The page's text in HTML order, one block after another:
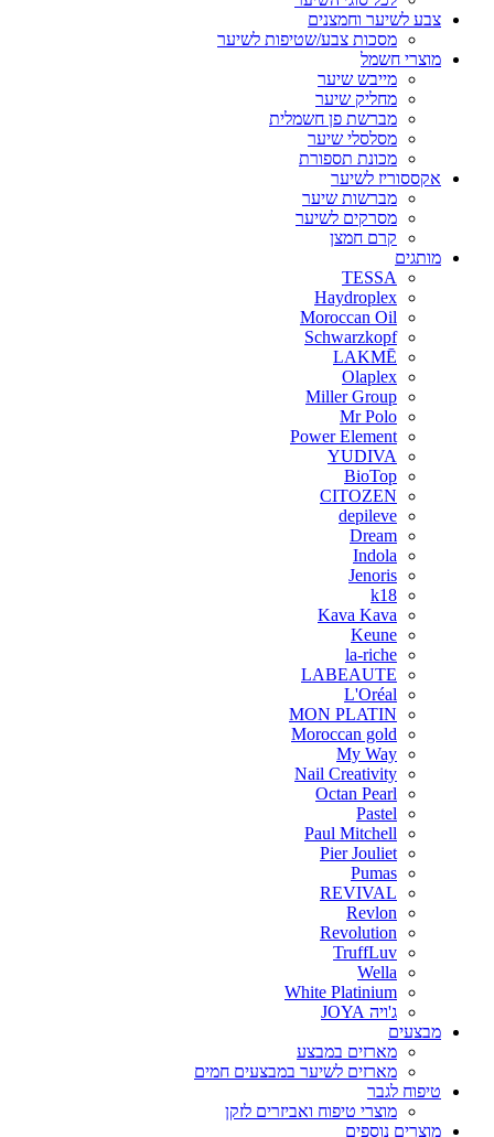
צבע לשיער וחמצנים
מסכות צבע/שטיפות לשיער
מוצרי חשמל
מייבש שיער
מחליק שיער
מברשת פן חשמלית
מסלסלי שיער
מכונת תספורת
אקססוריז לשיער
מברשות שיער
מסרקים לשיער
קרם חמצן
מותגים
TESSA
Haydroplex
Moroccan Oil
Schwarzkopf
LAKMĒ
Olaplex
Miller Group
Mr Polo
Power Element
YUDIVA
BioTop
CITOZEN
depileve
Dream
Indola
Jenoris
k18
Kava Kava
Keune
la-riche
LABEAUTE
L'Oréal
MON PLATIN
Moroccan gold
My Way
Nail Creativity
Octan Pearl
Pastel
Paul Mitchell
Pier Jouliet
Pumas
REVIVAL
Revlon
Revolution
TruffLuv
Wella
White Platinium
ג'ויה JOYA
מבצעים
מארזים במבצע
מארזים לשיער במבצעים חמים
טיפוח לגבר
מוצרי טיפוח ואביזרים לזקן
מוצרים נוספים